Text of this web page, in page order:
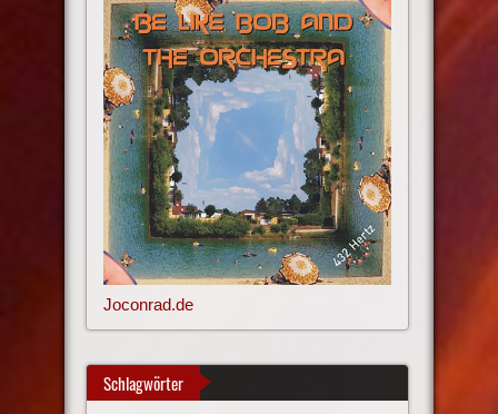
Joconrad.de
Schlagwörter